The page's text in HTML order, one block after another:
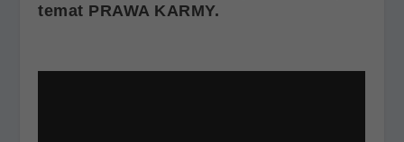
temat PRAWA KARMY.